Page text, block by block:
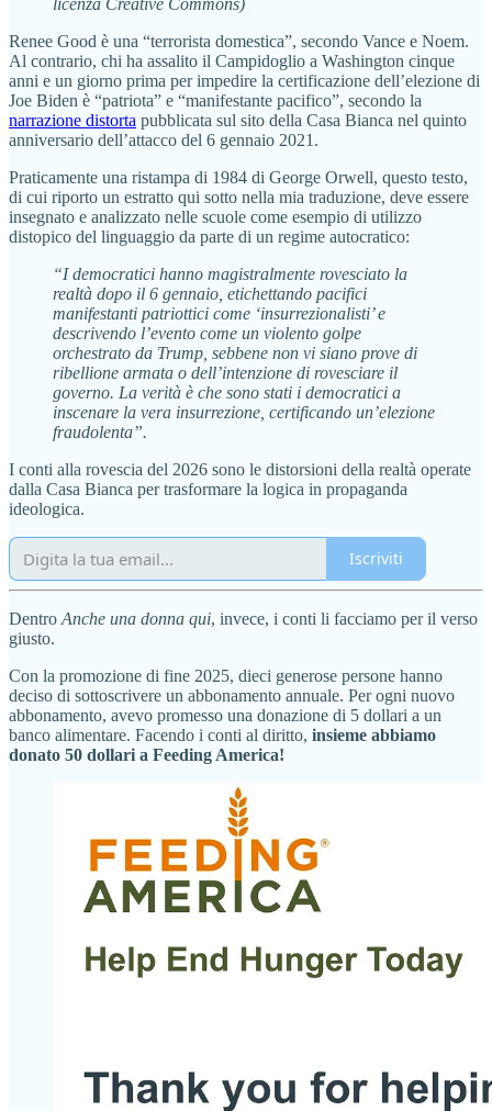
Renee Good è una “terrorista domestica”, secondo Vance e Noem.
Al contrario, chi ha assalito il Campidoglio a Washington cinque
anni e un giorno prima per impedire la certificazione dell’elezione di
Joe Biden è “patriota” e “manifestante pacifico”, secondo la
narrazione distorta pubblicata sul sito della Casa Bianca nel quinto
anniversario dell’attacco del 6 gennaio 2021.
Praticamente una ristampa di 1984 di George Orwell, questo testo,
di cui riporto un estratto qui sotto nella mia traduzione, deve essere
insegnato e analizzato nelle scuole come esempio di utilizzo
distopico del linguaggio da parte di un regime autocratico:
“I democratici hanno magistralmente rovesciato la
realtà dopo il 6 gennaio, etichettando pacifici
manifestanti patriottici come ‘insurrezionalisti’ e
descrivendo l’evento come un violento golpe
orchestrato da Trump, sebbene non vi siano prove di
ribellione armata o dell’intenzione di rovesciare il
governo. La verità è che sono stati i democratici a
inscenare la vera insurrezione, certificando un’elezione
fraudolenta”.
I conti alla rovescia del 2026 sono le distorsioni della realtà operate
dalla Casa Bianca per trasformare la logica in propaganda
ideologica.
Iscriviti
Dentro Anche una donna qui, invece, i conti li facciamo per il verso
giusto.
Con la promozione di fine 2025, dieci generose persone hanno
deciso di sottoscrivere un abbonamento annuale. Per ogni nuovo
abbonamento, avevo promesso una donazione di 5 dollari a un
banco alimentare. Facendo i conti al diritto, insieme abbiamo
donato 50 dollari a Feeding America!